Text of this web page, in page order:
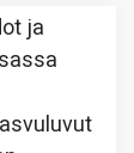
ja